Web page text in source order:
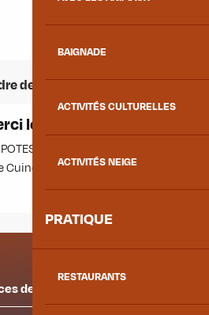
BAIGNADE
ACTIVITÉS CULTURELLES
ACTIVITÉS NEIGE
PRATIQUE
RESTAURANTS
de ...
les Potes
» revient pour une 8ème
!
de tourisme